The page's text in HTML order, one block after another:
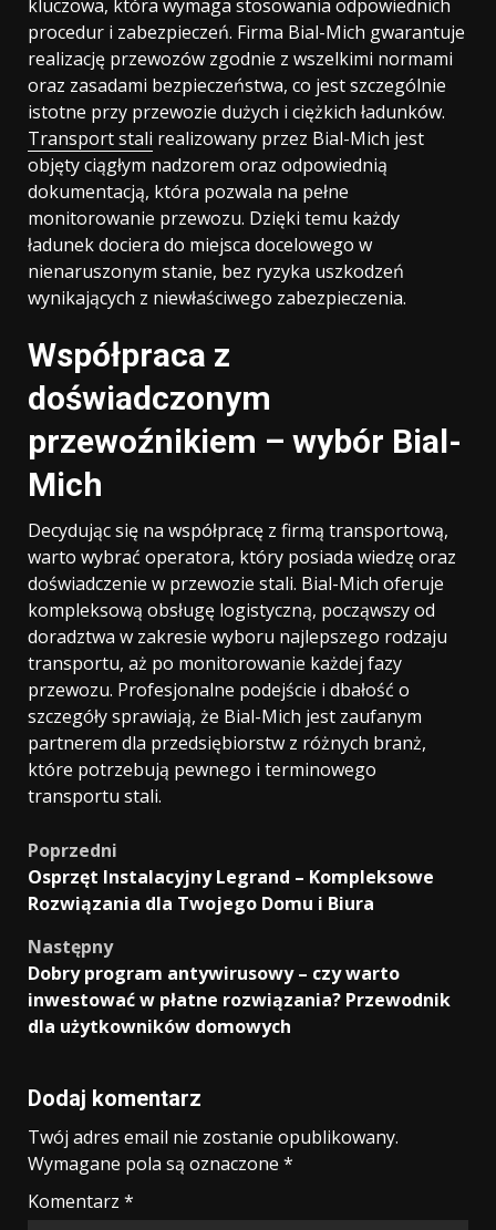
kluczowa, która wymaga stosowania odpowiednich
procedur i zabezpieczeń. Firma Bial-Mich gwarantuje
realizację przewozów zgodnie z wszelkimi normami
oraz zasadami bezpieczeństwa, co jest szczególnie
istotne przy przewozie dużych i ciężkich ładunków.
Transport stali realizowany przez Bial-Mich jest
objęty ciągłym nadzorem oraz odpowiednią
dokumentacją, która pozwala na pełne
monitorowanie przewozu. Dzięki temu każdy
ładunek dociera do miejsca docelowego w
nienaruszonym stanie, bez ryzyka uszkodzeń
wynikających z niewłaściwego zabezpieczenia.
Współpraca z
doświadczonym
przewoźnikiem – wybór Bial-
Mich
Decydując się na współpracę z firmą transportową,
warto wybrać operatora, który posiada wiedzę oraz
doświadczenie w przewozie stali. Bial-Mich oferuje
kompleksową obsługę logistyczną, począwszy od
doradztwa w zakresie wyboru najlepszego rodzaju
transportu, aż po monitorowanie każdej fazy
przewozu. Profesjonalne podejście i dbałość o
szczegóły sprawiają, że Bial-Mich jest zaufanym
partnerem dla przedsiębiorstw z różnych branż,
które potrzebują pewnego i terminowego
transportu stali.
Zobacz
wpisy
Poprzedni
Osprzęt Instalacyjny Legrand – Kompleksowe
Rozwiązania dla Twojego Domu i Biura
Następny
Dobry program antywirusowy – czy warto
inwestować w płatne rozwiązania? Przewodnik
dla użytkowników domowych
Dodaj komentarz
Twój adres email nie zostanie opublikowany.
Wymagane pola są oznaczone *
Komentarz *